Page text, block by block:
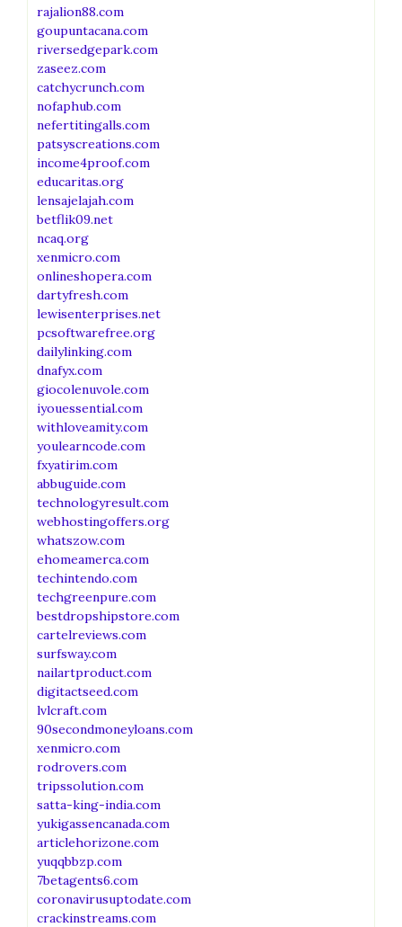
rajalion88.com
goupuntacana.com
riversedgepark.com
zaseez.com
catchycrunch.com
nofaphub.com
nefertitingalls.com
patsyscreations.com
income4proof.com
educaritas.org
lensajelajah.com
betflik09.net
ncaq.org
xenmicro.com
onlineshopera.com
dartyfresh.com
lewisenterprises.net
pcsoftwarefree.org
dailylinking.com
dnafyx.com
giocolenuvole.com
iyouessential.com
withloveamity.com
youlearncode.com
fxyatirim.com
abbuguide.com
technologyresult.com
webhostingoffers.org
whatszow.com
ehomeamerca.com
techintendo.com
techgreenpure.com
bestdropshipstore.com
cartelreviews.com
surfsway.com
nailartproduct.com
digitactseed.com
lvlcraft.com
90secondmoneyloans.com
xenmicro.com
rodrovers.com
tripssolution.com
satta-king-india.com
yukigassencanada.com
articlehorizone.com
yuqqbbzp.com
7betagents6.com
coronavirusuptodate.com
crackinstreams.com